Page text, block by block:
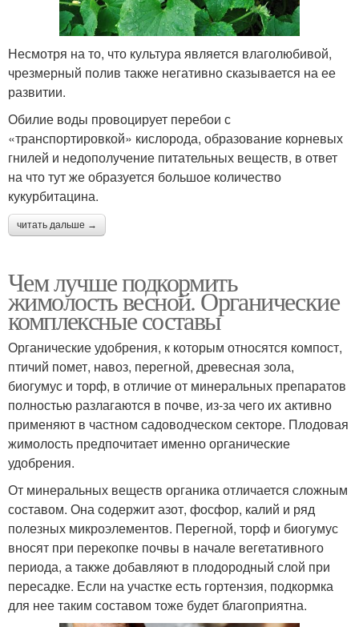
Несмотря на то, что культура является влаголюбивой,
чрезмерный полив также негативно сказывается на ее
развитии.
Обилие воды провоцирует перебои с
«транспортировкой» кислорода, образование корневых
гнилей и недополучение питательных веществ, в ответ
на что тут же образуется большое количество
кукурбитацина.
читать дальше →
Чем лучше подкормить
жимолость весной. Органические
комплексные составы
Органические удобрения, к которым относятся компост,
птичий помет, навоз, перегной, древесная зола,
биогумус и торф, в отличие от минеральных препаратов
полностью разлагаются в почве, из-за чего их активно
применяют в частном садоводческом секторе. Плодовая
жимолость предпочитает именно органические
удобрения.
От минеральных веществ органика отличается сложным
составом. Она содержит азот, фосфор, калий и ряд
полезных микроэлементов. Перегной, торф и биогумус
вносят при перекопке почвы в начале вегетативного
периода, а также добавляют в плодородный слой при
пересадке. Если на участке есть гортензия, подкормка
для нее таким составом тоже будет благоприятна.